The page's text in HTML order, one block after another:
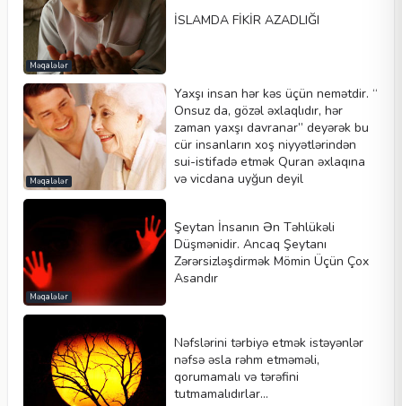
Məqalələr
İSLAMDA FİKİR AZADLIĞI
Məqalələr
Yaxşı insan hər kəs üçün nemətdir. “
Onsuz da, gözəl əxlaqlıdır, hər
zaman yaxşı davranar” deyərək bu
cür insanların xoş niyyətlərindən
sui-istifadə etmək Quran əxlaqına
və vicdana uyğun deyil
Məqalələr
Şeytan İnsanın Ən Təhlükəli
Düşmənidir. Ancaq Şeytanı
Zərərsizləşdirmək Mömin Üçün Çox
Asandır
Nəfslərini tərbiyə etmək istəyənlər
nəfsə əsla rəhm etməməli,
qorumamalı və tərəfini
tutmamalıdırlar…